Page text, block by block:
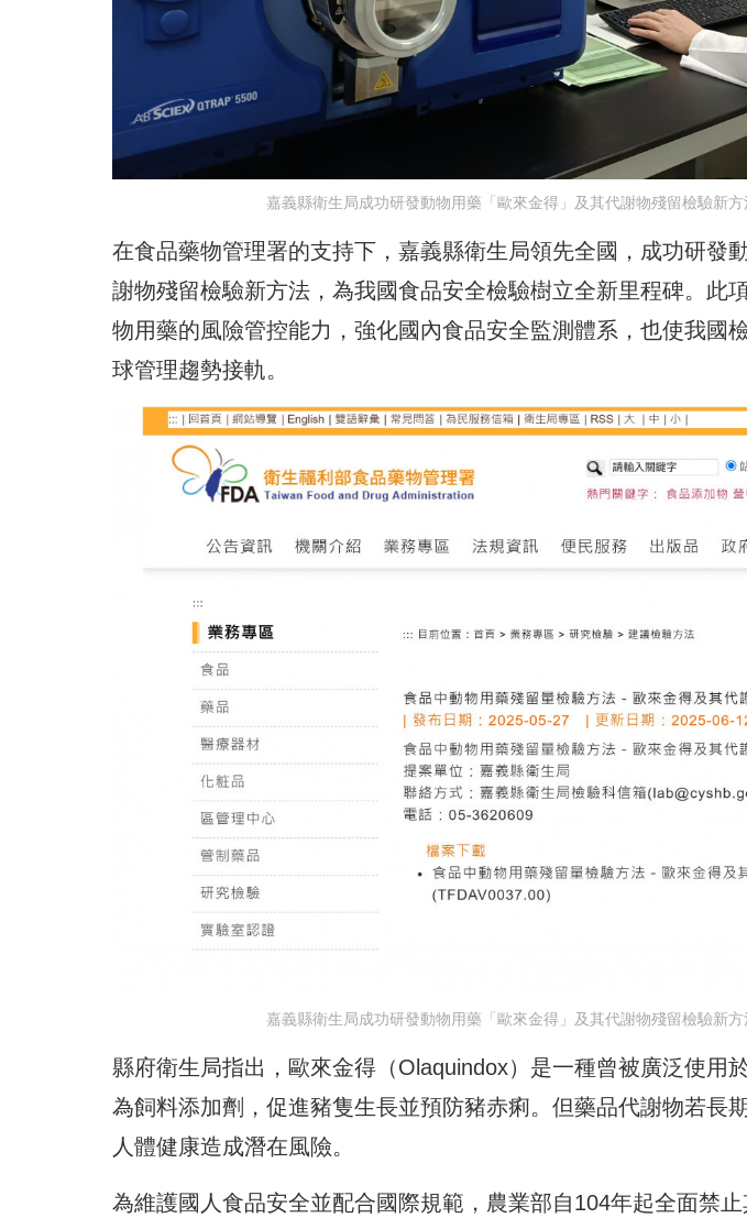
嘉義縣衛生局成功研發動物用藥「歐來金得」及其代謝物殘留檢驗新
在食品藥物管理署的支持下，嘉義縣衛生局領先全國，成功研發
謝物殘留檢驗新方法，為我國食品安全檢驗樹立全新里程碑。此
物用藥的風險管控能力，強化國內食品安全監測體系，也使我國
球管理趨勢接軌。
嘉義縣衛生局成功研發動物用藥「歐來金得」及其代謝物殘留檢驗新
縣府衛生局指出，歐來金得（Olaquindox）是一種曾被廣泛使用
為飼料添加劑，促進豬隻生長並預防豬赤痢。但藥品代謝物若長
人體健康造成潛在風險。
為維護國人食品安全並配合國際規範，農業部自104年起全面禁